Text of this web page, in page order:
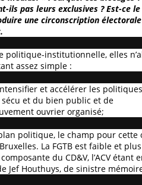
ils pas leurs exclusives ? Est-ce
une circonscription
politique-institutionnelle, elles
assez simple :
et accélérer les
et du bien public et de
ouvrier organisé;
politique, le champ pour cette
La FGTB est faible et
du CD&V, l’ACV étant
Jef Houthuys, de sinistre